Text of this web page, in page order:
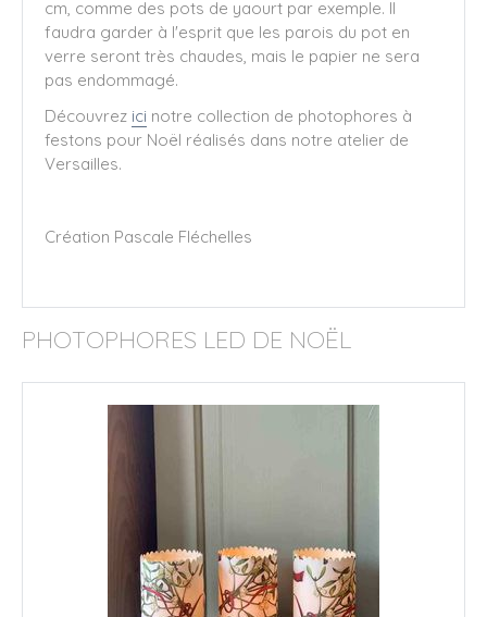
cm, comme des pots de yaourt par exemple. Il
faudra garder à l'esprit que les parois du pot en
verre seront très chaudes, mais le papier ne sera
pas endommagé.
Découvrez ici notre collection de photophores à
festons pour Noël réalisés dans notre atelier de
Versailles.
Création Pascale Fléchelles
PHOTOPHORES LED DE NOËL